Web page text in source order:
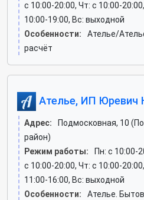
c 10:00-20:00, Чт: c 10:00-
10:00-19:00, Вс: выходной
Особенности:
Ателье/
расчёт
Ателье, ИП Юревич
Адрес:
Подмосковная, 10
район)
Режим работы:
Пн: c 10:00-
c 10:00-20:00, Чт: c 10:00-
11:00-16:00, Вс: выходной
Особенности:
Ателье.